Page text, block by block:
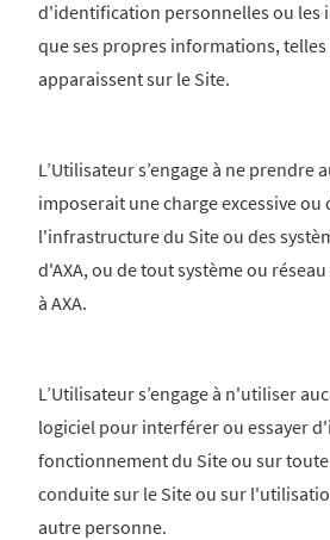
d'identification personnelles ou les
que ses propres informations,
apparaissent sur le Site.
L’Utilisateur s’engage à ne prendre
imposerait une charge excessive
l'infrastructure du Site ou des
d'AXA, ou de tout système ou
à AXA.
L’Utilisateur s’engage à n'utiliser
logiciel pour interférer ou essayer
fonctionnement du Site ou sur
conduite sur le Site ou sur
autre personne.